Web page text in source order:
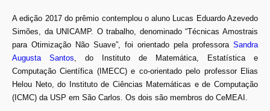
A edição 2017 do prêmio contemplou o aluno Lucas Eduardo Azevedo
Simões, da UNICAMP. O trabalho, denominado “Técnicas Amostrais
para Otimização Não Suave”, foi orientado pela professora Sandra
Augusta Santos , do Instituto de Matemática, Estatística e
Computação Científica (IMECC) e co-orientado pelo professor Elias
Helou Neto, do Instituto de Ciências Matemáticas e de Computação
(ICMC) da USP em São Carlos. Os dois são membros do CeMEAI.